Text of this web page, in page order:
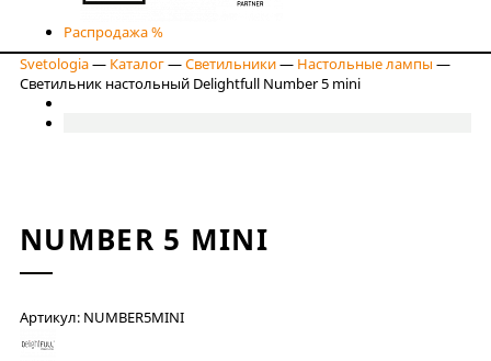
Распродажа %
Svetologia— Каталог—Светильники— Настольные лампы —
Светильник настольный Delightfull Number 5 mini
NUMBER 5 MINI
Артикул: NUMBER5MINI